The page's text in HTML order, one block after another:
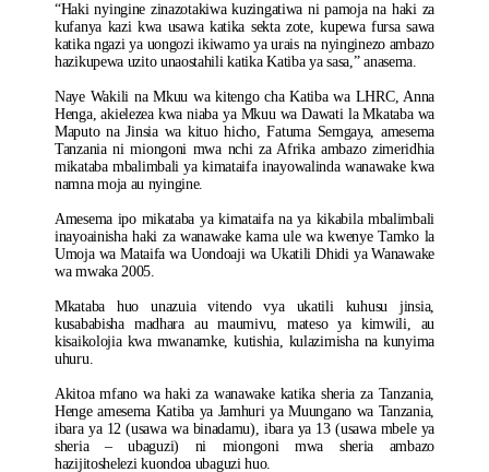
“Haki nyingine zinazotakiwa kuzingatiwa ni pamoja na haki za
kufanya kazi kwa usawa katika sekta zote, kupewa fursa sawa
katika ngazi ya uongozi ikiwamo ya urais na nyinginezo ambazo
hazikupewa uzito unaostahili katika Katiba ya sasa,” anasema.
Naye Wakili na Mkuu wa kitengo cha Katiba wa LHRC, Anna
Henga, akielezea kwa niaba ya Mkuu wa Dawati la Mkataba wa
Maputo na Jinsia wa kituo hicho, Fatuma Semgaya, amesema
Tanzania ni miongoni mwa nchi za Afrika ambazo zimeridhia
mikataba mbalimbali ya kimataifa inayowalinda wanawake kwa
namna moja au nyingine.
Amesema ipo mikataba ya kimataifa na ya kikabila mbalimbali
inayoainisha haki za wanawake kama ule wa kwenye Tamko la
Umoja wa Mataifa wa Uondoaji wa Ukatili Dhidi ya Wanawake
wa mwaka 2005.
Mkataba huo unazuia vitendo vya ukatili kuhusu jinsia,
kusababisha madhara au maumivu, mateso ya kimwili, au
kisaikolojia kwa mwanamke, kutishia, kulazimisha na kunyima
uhuru.
Akitoa mfano wa haki za wanawake katika sheria za Tanzania,
Henge amesema Katiba ya Jamhuri ya Muungano wa Tanzania,
ibara ya 12 (usawa wa binadamu), ibara ya 13 (usawa mbele ya
sheria – ubaguzi) ni miongoni mwa sheria ambazo
hazijitoshelezi kuondoa ubaguzi huo.